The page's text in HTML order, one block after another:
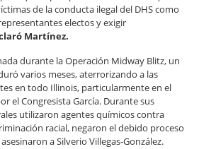
de la conducta ilegal del DHS como
electos y exigir
Martínez.
durante la Operación Midway Blitz, un
varios meses, aterrorizando a las
en todo Illinois, particularmente en el
el Congresista García. Durante sus
utilizaron agentes químicos contra
racial, negaron el debido proceso
a Silverio Villegas-González.